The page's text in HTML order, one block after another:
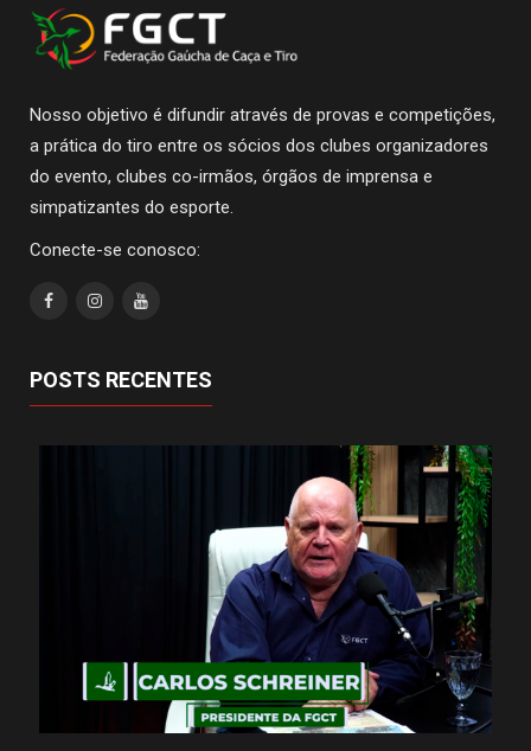
Nosso objetivo é difundir através de provas e competições,
a prática do tiro entre os sócios dos clubes organizadores
do evento, clubes co-irmãos, órgãos de imprensa e
simpatizantes do esporte.
Conecte-se conosco:
POSTS RECENTES